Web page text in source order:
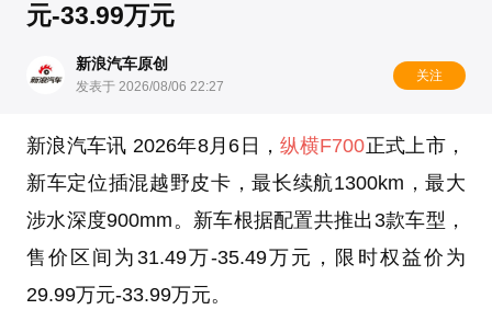
元-33.99万元
新浪汽车原创
发表于 2026/08/06 22:27
关注
新浪汽车讯 2026年8月6日，纵横F700正式上市，
新车定位插混越野皮卡，最长续航1300km，最大
涉水深度900mm。新车根据配置共推出3款车型，
售价区间为31.49万-35.49万元，限时权益价为
29.99万元-33.99万元。